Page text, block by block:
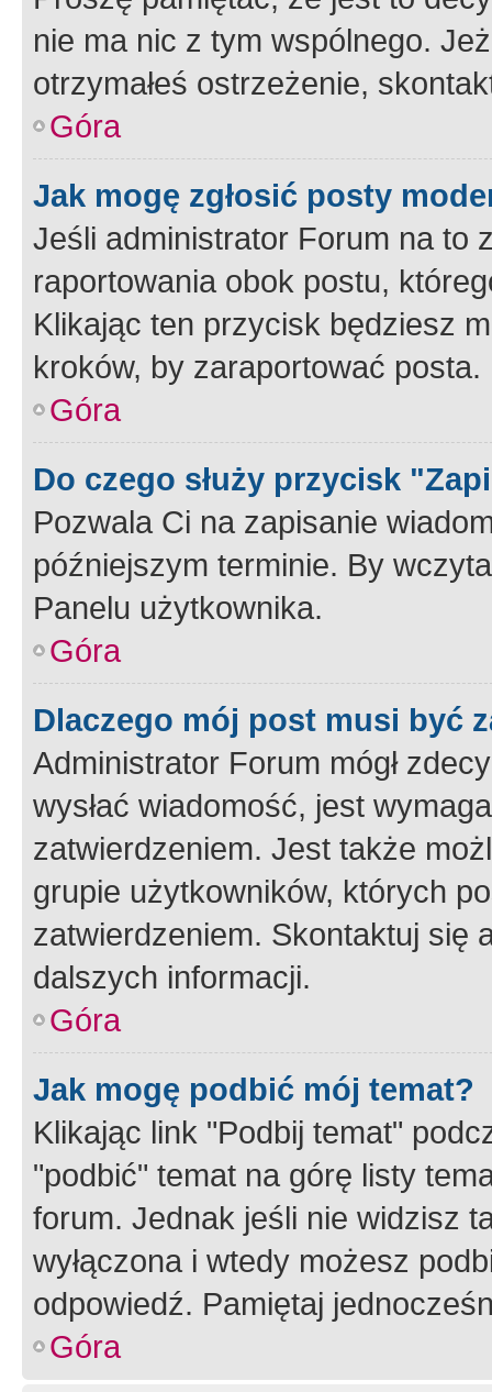
nie ma nic z tym wspólnego.
otrzymałeś ostrzeżenie,
Góra
Jak mogę zgłosić posty
Jeśli administrator Forum na to
raportowania obok postu,
Klikając ten przycisk będziesz
kroków, by zaraportować posta.
Góra
Do czego służy przycisk
Pozwala Ci na zapisanie
późniejszym terminie. By
Panelu użytkownika.
Góra
Dlaczego mój post musi być
Administrator Forum mógł
wysłać wiadomość, jest
zatwierdzeniem. Jest także
grupie użytkowników, których
zatwierdzeniem. Skontaktuj się
dalszych informacji.
Góra
Jak mogę podbić mój temat?
Klikając link "Podbij temat"
"podbić" temat na górę listy
forum. Jednak jeśli nie widzisz
wyłączona i wtedy możesz
odpowiedź. Pamiętaj
Góra